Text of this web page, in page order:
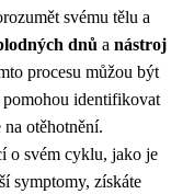
svému tělu a
dnů a nástroj
procesu můžou být
pomohou identifikovat
na otěhotnění.
o svém cyklu, jako je
symptomy, získáte